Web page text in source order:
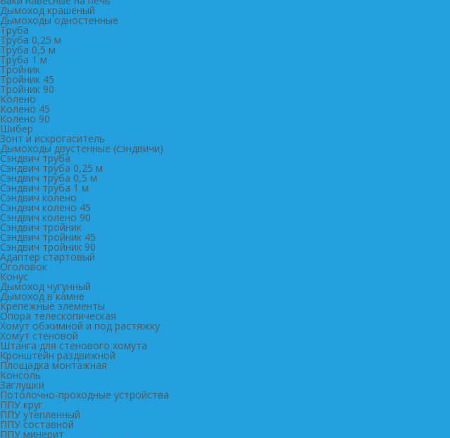
Дымоход крашеный
Дымоходы одностенные
Труба
Труба 0,25 м
Труба 0,5 м
Труба 1 м
Тройник
Тройник 45
Тройник 90
Колено
Колено 45
Колено 90
Шибер
Зонт и искрогаситель
Дымоходы двустенные (сэндвичи)
Сэндвич труба
Сэндвич труба 0,25 м
Сэндвич труба 0,5 м
Сэндвич труба 1 м
Сэндвич колено
Сэндвич колено 45
Сэндвич колено 90
Сэндвич тройник
Сэндвич тройник 45
Сэндвич тройник 90
Адаптер стартовый
Оголовок
Конус
Дымоход чугунный
Дымоход в камне
Крепежные элементы
Опора телескопическая
Хомут обжимной и под растяжку
Хомут стеновой
Штанга для стенового хомута
Кронштейн раздвижной
Площадка монтажная
Консоль
Заглушки
Потолочно-проходные устройства
ППУ круг
ППУ утепленный
ППУ составной
ППУ минерит